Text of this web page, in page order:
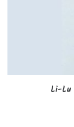
Li-Lu